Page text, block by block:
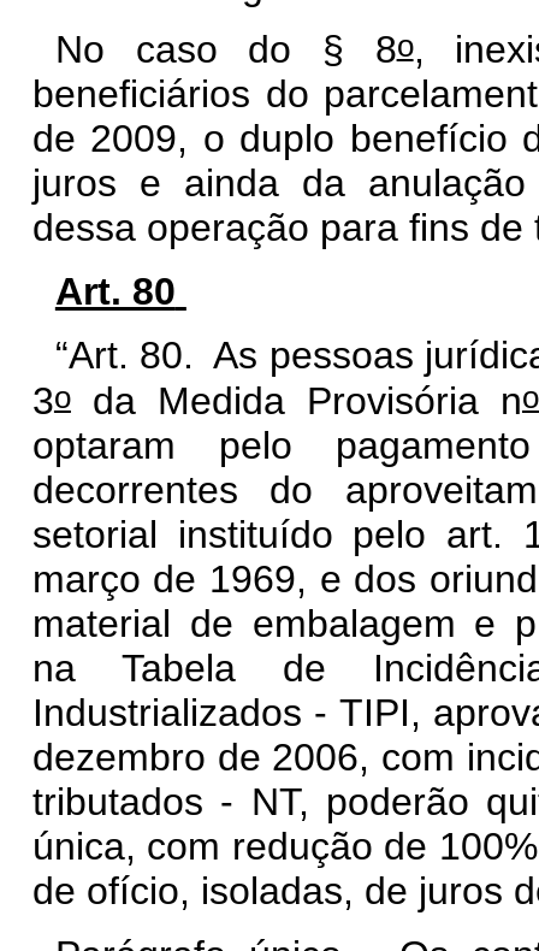
No caso do § 8o,
beneficiários do
de 2009, o duplo benefício
juros e ainda da
dessa operação para fins de
Art. 80
“Art. 80. As pessoas
3oda Medida Provisória no
optaram pelo
decorrentes do
setorial instituído pelo art.
março de 1969, e dos
material de embalagem e
na Tabela de
Industrializados - TIPI,
dezembro de 2006, com
tributados - NT, poderão
única, com redução de
de ofício, isoladas, de juros